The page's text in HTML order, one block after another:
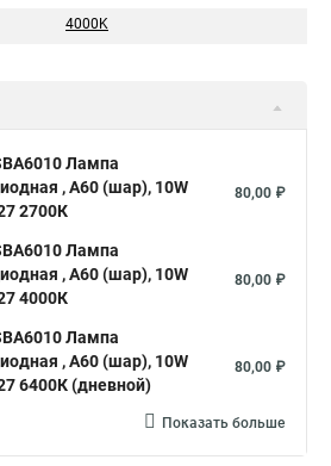
4000K
Лампа
, A60 (шар), 10W
2700К
80,00 ₽
Лампа
, A60 (шар), 10W
4000К
80,00 ₽
Лампа
, A60 (шар), 10W
6400К (дневной)
80,00 ₽
Показать больше